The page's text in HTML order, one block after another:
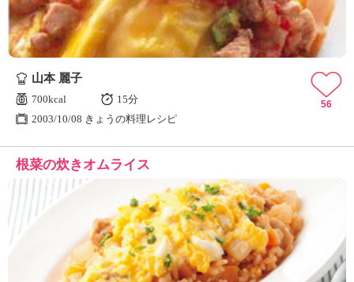
山本 麗子
700kcal
15分
2003/10/08 きょうの料理レシピ
56
根菜の炊きオムライス